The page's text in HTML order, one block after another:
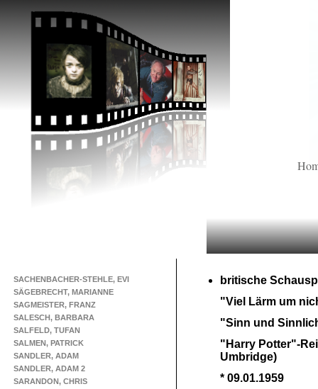
SACHENBACHER-STEHLE, EVI
SÄGEBRECHT, MARIANNE
SAGMEISTER, FRANZ
SALESCH, BARBARA
SALFELD, TUFAN
SALMEN, PATRICK
SANDLER, ADAM
SANDLER, ADAM 2
SARANDON, CHRIS
britische
"Viel Lärm um
"Sinn und
"Harry Potter"-
Umbridge)
* 09.01.1959